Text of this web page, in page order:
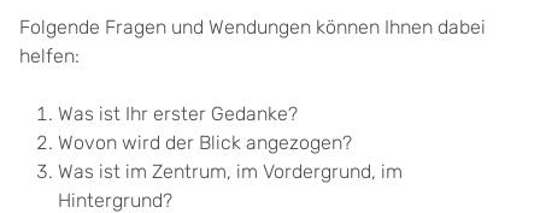
Folgende Fragen und Wendungen können Ihnen dabei
helfen:
Was ist Ihr erster Gedanke?
Wovon wird der Blick angezogen?
Was ist im Zentrum, im Vordergrund, im
Hintergrund?